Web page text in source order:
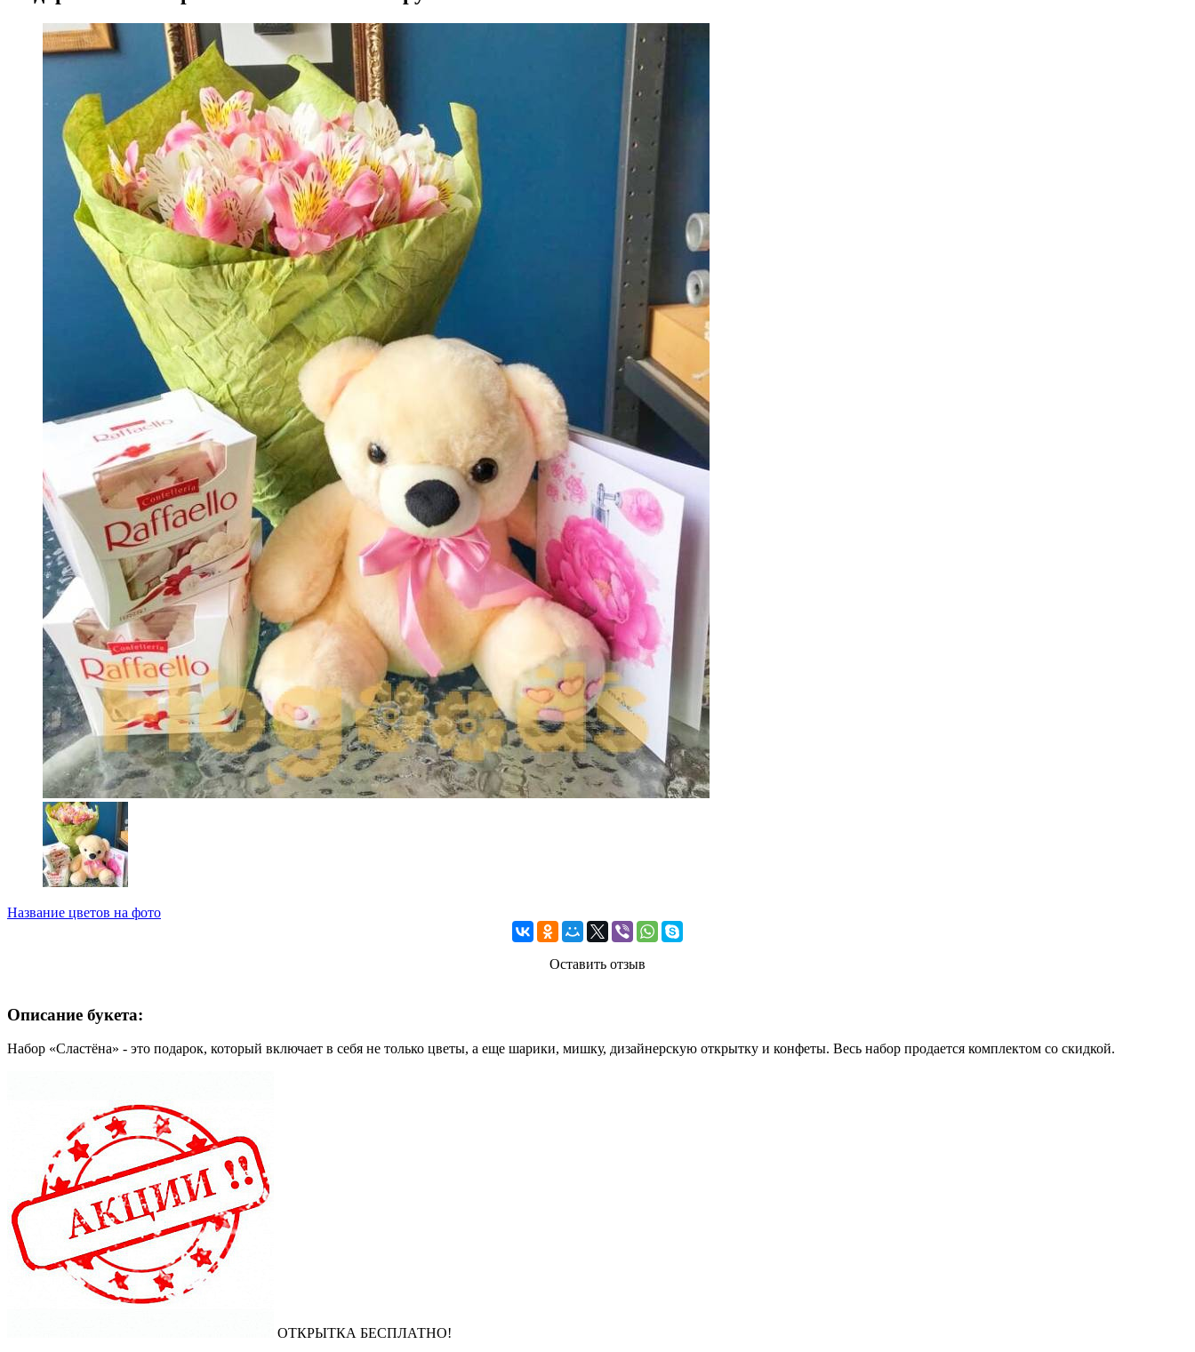
Название цветов на фото
Оставить отзыв
Описание букета:
Набор «Сластёна» - это подарок, который включает в себя не только цветы, а еще шарики, мишку, дизайнерскую открытку и конфеты. Весь набор продается комплектом со скидкой.
ОТКРЫТКА БЕСПЛАТНО!